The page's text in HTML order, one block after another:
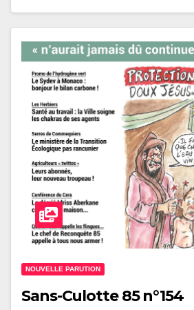
NOUVELLE PARUTION
Sans-Culotte 85 n°154